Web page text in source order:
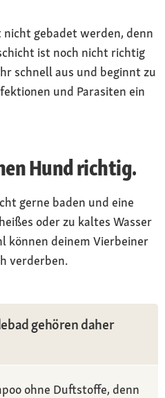
gebadet werden, denn
ist noch nicht richtig
schnell aus und beginnt zu
und Parasiten ein
Hund richtig.
gerne baden und eine
oder zu kaltes Wasser
können deinem Vierbeiner
verderben.
gehören daher
ohne Duftstoffe, denn